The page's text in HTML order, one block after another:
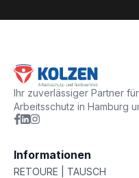
Ihr zuverlässiger Partner
Arbeitsschutz in Hamburg
Informationen
RETOURE | TAUSCH